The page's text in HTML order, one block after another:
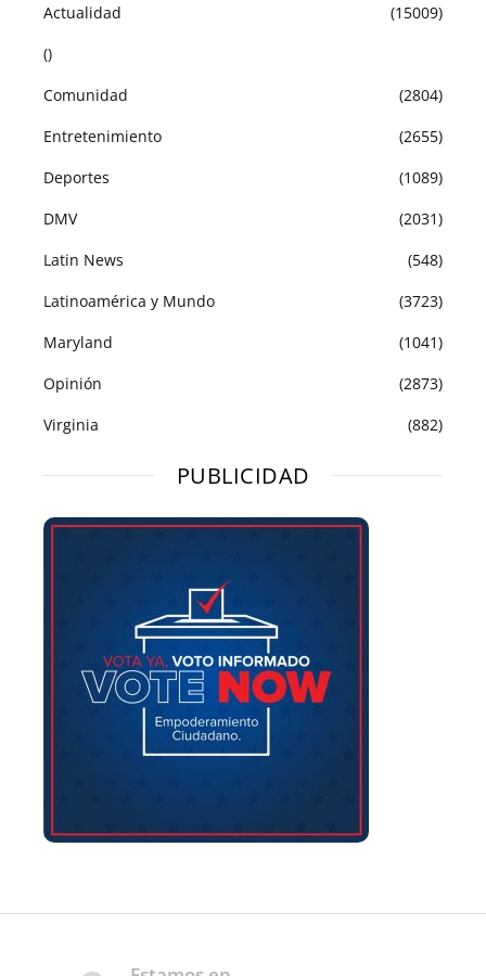
Actualidad
(15009)
()
Comunidad
(2804)
Entretenimiento
(2655)
Deportes
(1089)
DMV
(2031)
Latin News
(548)
Latinoamérica y Mundo
(3723)
Maryland
(1041)
Opinión
(2873)
Virginia
(882)
PUBLICIDAD